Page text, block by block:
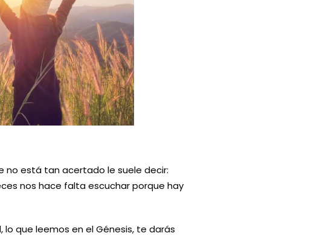
no está tan acertado le suele decir:
nos hace falta escuchar porque hay
que leemos en el Génesis, te darás